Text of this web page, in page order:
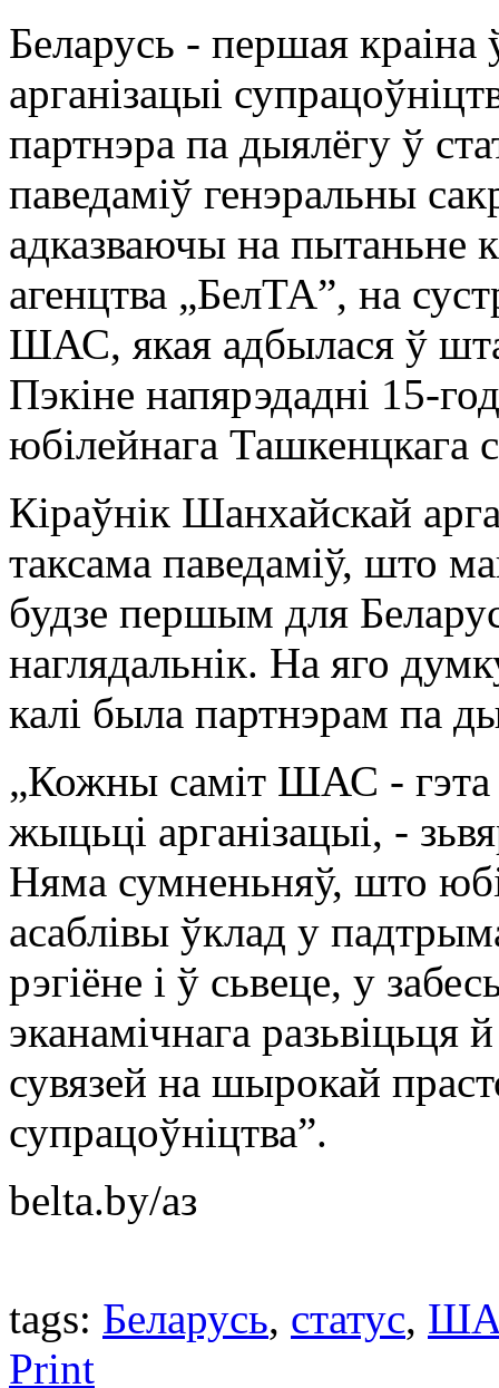
Беларусь - першая
арганізацыі
партнэра па дыялёгу ў
паведаміў генэральны
адказваючы на пытаньне
агенцтва „БелТА”, на
ШАС, якая адбылася ў
Пэкіне напярэдадні 15-
юбілейнага Ташкенцкага
Кіраўнік Шанхайскай
таксама паведаміў, што
будзе першым для
наглядальнік. На яго
калі была партнэрам па
„Кожны саміт ШАС - гэта
жыцьці арганізацыі, -
Няма сумненьняў, што
асаблівы ўклад у
рэгіёне і ў сьвеце, у
эканамічнага разьвіцьця
сувязей на шырокай
супрацоўніцтва”.
belta.by/аз
tags: Беларусь, статус,
Print